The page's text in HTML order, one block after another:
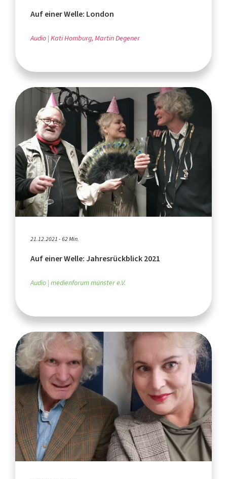
Auf einer Welle: London
Audio Kati Homburg, Martin Degener
21.12.2021 - 62 Min.
Auf einer Welle: Jahresrückblick 2021
Audio medienforum münster e.V.